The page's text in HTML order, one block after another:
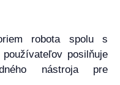
robota spolu s
posilňuje
nástroja pre